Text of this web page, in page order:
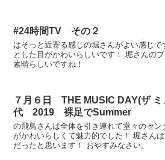
#24時間TV その２
はそっと近寄る感じの堀さんがよい感じ
とした目がかわいらしいです！ 堀さんの
素晴らしいですね！
７月６日 THE MUSIC DAY(ザ ミ
代 2019 裸足でSummer
の飛鳥さんは全体を引き連れて堂々のセ
がかわいらしくて魅力的でした！ 堀さん
だったと思います！ おやすみなさい。